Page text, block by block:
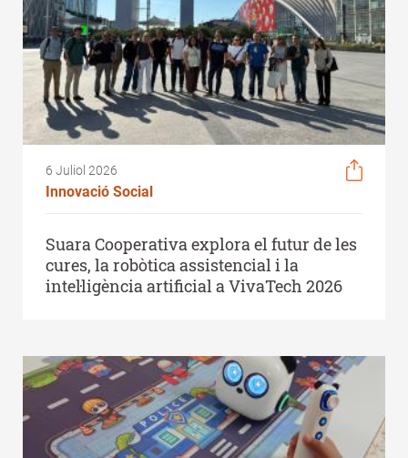
6 Juliol 2026
Innovació Social
Suara Cooperativa explora el futur de les
cures, la robòtica assistencial i la
intel·ligència artificial a VivaTech 2026